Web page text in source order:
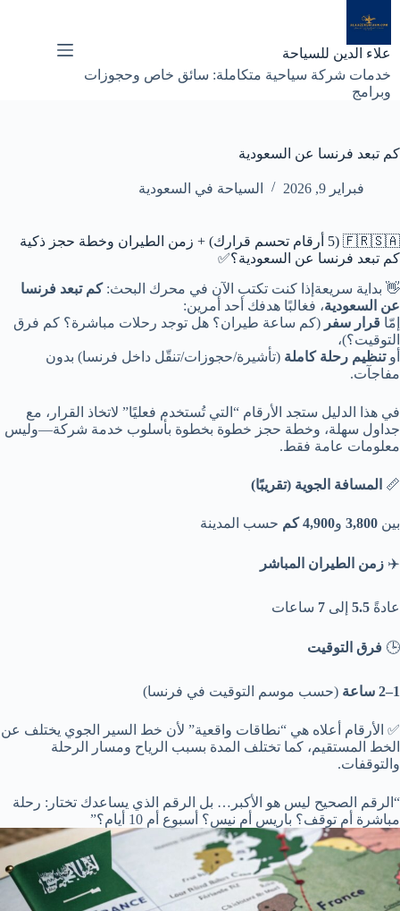
إلى
المحتوى
علاء الدين للسياحة
خدمات شركة سياحية متكاملة: سائق خاص وحجوزات
وبرامج
كم تبعد فرنسا عن السعودية
فبراير 9, 2026 السياحة في السعودية
🇫🇷🇸🇦 (5 أرقام تحسم قرارك) + زمن الطيران وخطة حجز ذكية
كم تبعد فرنسا عن السعودية؟✅
👋 بداية سريعة إذا كنت تكتب الآن في محرك البحث:كم تبعد فرنسا
عن السعودية، فغالبًا هدفك أحد أمرين:
إمّا قرار سفر (كم ساعة طيران؟ هل توجد رحلات مباشرة؟ كم فرق
التوقيت؟)،
أوتنظيم رحلة كاملة (تأشيرة/حجوزات/تنقّل داخل فرنسا) بدون
مفاجآت.
في هذا الدليل ستجد الأرقام “التي تُستخدم فعليًا” لاتخاذ القرار، مع
جداول سهلة، وخطة حجز خطوة بخطوة بأسلوب خدمة شركة—وليس
معلومات عامة فقط.
📏 المسافة الجوية (تقريبًا)
بين 3,800 و4,900 كم حسب المدينة
✈️ زمن الطيران المباشر
عادةً 5.5 إلى 7 ساعات
🕒 فرق التوقيت
1–2 ساعة (حسب موسم التوقيت في فرنسا)
✅ الأرقام أعلاه هي “نطاقات واقعية” لأن خط السير الجوي يختلف عن
الخط المستقيم، كما تختلف المدة بسبب الرياح ومسار الرحلة
والتوقفات.
“الرقم الصحيح ليس هو الأكبر… بل الرقم الذي يساعدك تختار: رحلة
مباشرة أم توقف؟ باريس أم نيس؟ أسبوع أم 10 أيام؟”